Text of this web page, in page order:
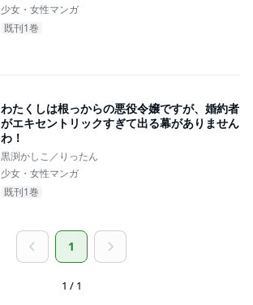
少女・女性マンガ
既刊1巻
わたくしは根っからの悪役令嬢ですが、婚約者
がエキセントリックすぎて出る幕がありません
わ！
黒渕かしこ／りったん
少女・女性マンガ
既刊1巻
1
1 / 1